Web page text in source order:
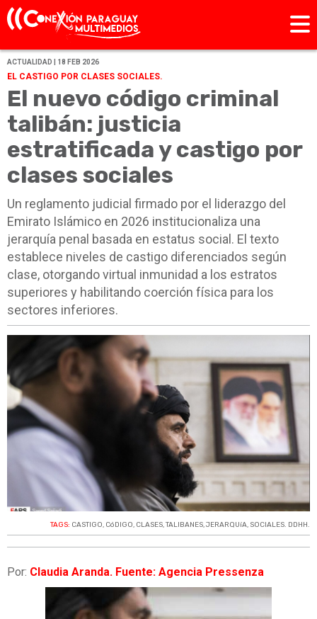
ACTUALIDAD | 18 FEB 2026
EL CASTIGO POR CLASES SOCIALES.
El nuevo código criminal
talibán: justicia
estratificada y castigo por
clases sociales
Un reglamento judicial firmado por el liderazgo del
Emirato Islámico en 2026 institucionaliza una
jerarquía penal basada en estatus social. El texto
establece niveles de castigo diferenciados según
clase, otorgando virtual inmunidad a los estratos
superiores y habilitando coerción física para los
sectores inferiores.
TAGS: CASTIGO, CóDIGO, CLASES,TALIBANES,JERARQUíA, SOCIALES. DDHH.
Por: Claudia Aranda. Fuente: Agencia Pressenza